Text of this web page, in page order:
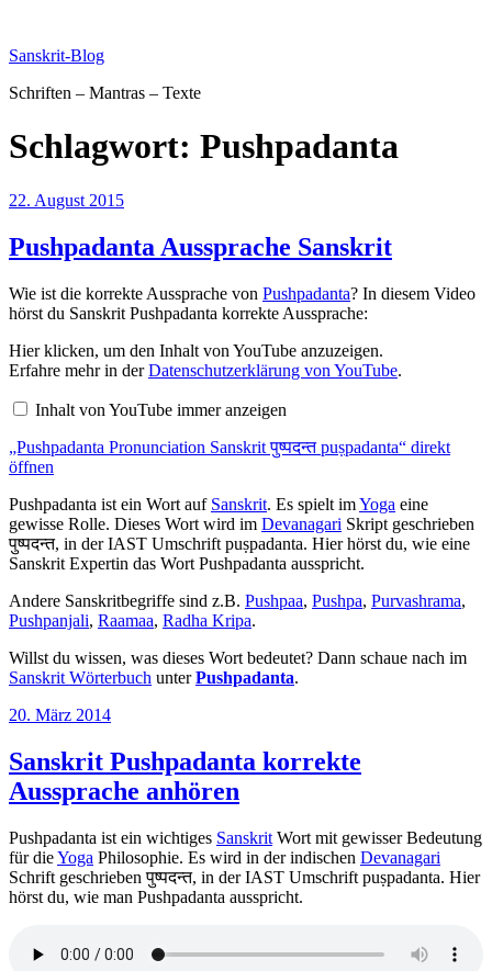
springen
Sanskrit-Blog
Schriften – Mantras – Texte
Schlagwort: Pushpadanta
Veröffentlicht
22. August 2015
Pushpadanta Aussprache Sanskrit
Wie ist die korrekte Aussprache von Pushpadanta? In diesem Video
hörst du Sanskrit Pushpadanta korrekte Aussprache:
„Pushpadanta
Pronunciation
Sanskrit
puṣpadanta“
YouTube
anzeigen
Hier klicken, um den Inhalt von YouTube anzuzeigen.
Erfahre mehr in derDatenschutzerklärung von YouTube.
Inhalt von YouTube immer anzeigen
„Pushpadanta Pronunciation Sanskrit पुष्पदन्त puṣpadanta“ direkt
öffnen
Pushpadanta ist ein Wort auf Sanskrit. Es spielt imYoga eine
gewisse Rolle. Dieses Wort wird im Devanagari Skript geschrieben
पुष्पदन्त, in der IAST Umschrift puṣpadanta. Hier hörst du, wie eine
Sanskrit Expertin das Wort Pushpadanta ausspricht.
Andere Sanskritbegriffe sind z.B. Pushpaa, Pushpa, Purvashrama,
Pushpanjali, Raamaa, Radha Kripa.
Willst du wissen, was dieses Wort bedeutet? Dann schaue nach im
Sanskrit Wörterbuch unterPushpadanta.
Veröffentlicht
20. März 2014
Sanskrit Pushpadanta korrekte
Aussprache anhören
Pushpadanta ist ein wichtiges Sanskrit Wort mit gewisser Bedeutung
für dieYoga Philosophie. Es wird in der indischen Devanagari
Schrift geschrieben पुष्पदन्त, in der IAST Umschrift puṣpadanta. Hier
hörst du, wie man Pushpadanta ausspricht.